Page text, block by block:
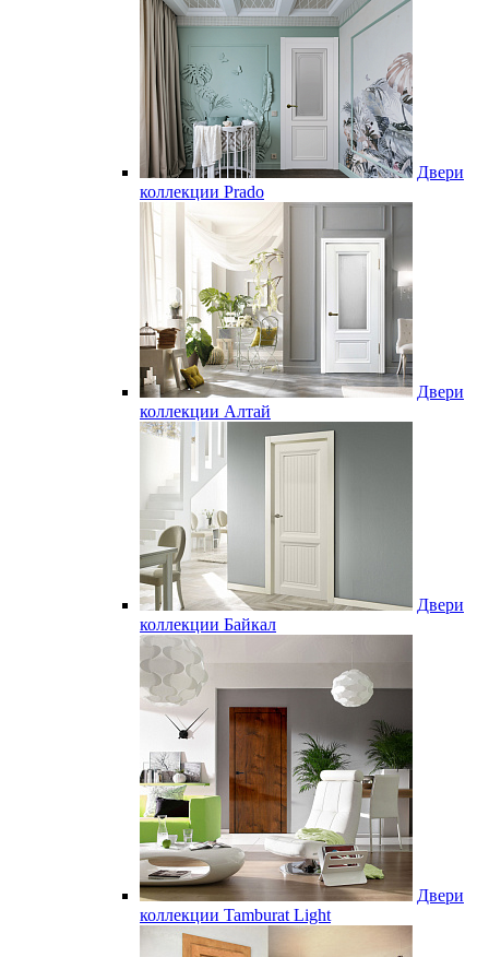
Двери
коллекции Prado
Двери
коллекции Алтай
Двери
коллекции Байкал
Двери
коллекции Tamburat Light